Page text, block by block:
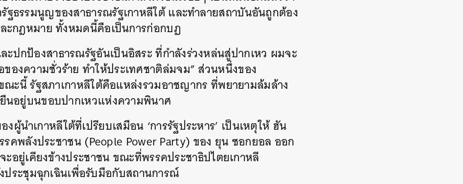
ฐธรรมนูญของสาธารณรัฐเกาหลีใต้ และทำลายสถาบันอันถูกต้อง
ะกฎหมาย ทั้งหมดนี้คือเป็นการก่อกบฏ
ปกป้องสาธารณรัฐอันเป็นอิสระ ที่กำลังร่วงหล่นสู่ปากเหว ผมจะ
องความชั่วร้าย ทำให้ประเทศชาติล่มจม” ส่วนหนึ่งของ
ะนี้ รัฐสภาเกาหลีใต้คือแหล่งรวมอาชญากร ที่พยายามล้มล้าง
นอยู่บนขอบปากเหวแห่งความพินาศ
ผู้นำเกาหลีใต้ที่เปรียบเสมือน ‘การรัฐประหาร’ เป็นเหตุให้ ฮัน
คพลังประชาชน (People Power Party) ของ ยุน ซอกยอล ออก
อยู่เคียงข้างประชาชน ขณะที่พรรคประชาธิปไตยเกาหลี
ประชุมฉุกเฉินเพื่อรับมือกับสถานการณ​์